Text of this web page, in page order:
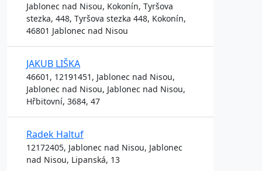
Jablonec nad Nisou, Kokonín, Tyršova
stezka, 448, Tyršova stezka 448, Kokonín,
46801 Jablonec nad Nisou
JAKUB LIŠKA
46601, 12191451, Jablonec nad Nisou,
Jablonec nad Nisou, Jablonec nad Nisou,
Hřbitovní, 3684, 47
Radek Haltuf
12172405, Jablonec nad Nisou, Jablonec
nad Nisou, Lipanská, 13